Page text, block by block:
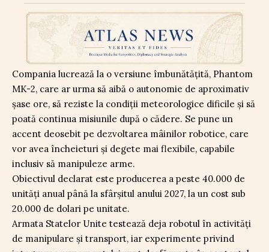
Compania lucrează la o versiune îmbunătățită, Phantom
MK-2, care ar urma să aibă o autonomie de aproximativ
șase ore, să reziste la condiții meteorologice dificile și să
poată continua misiunile după o cădere. Se pune un
accent deosebit pe dezvoltarea mâinilor robotice, care
vor avea încheieturi și degete mai flexibile, capabile
inclusiv să manipuleze arme.
Obiectivul declarat este producerea a peste 40.000 de
unități anual până la sfârșitul anului 2027, la un cost sub
20.000 de dolari pe unitate.
Armata Statelor Unite testează deja robotul în activități
de manipulare și transport, iar experimente privind